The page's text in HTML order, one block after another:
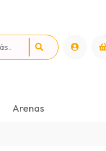
Arenas